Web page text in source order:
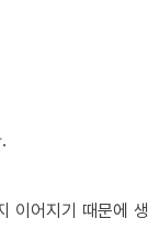
이어지기 때문에 생